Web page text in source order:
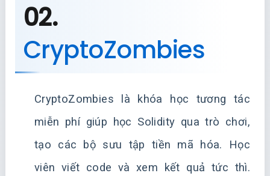
02.
CryptoZombies
CryptoZombies là khóa học tương tác
miễn phí giúp học Solidity qua trò chơi,
tạo các bộ sưu tập tiền mã hóa. Học
viên viết code và xem kết quả tức thì.